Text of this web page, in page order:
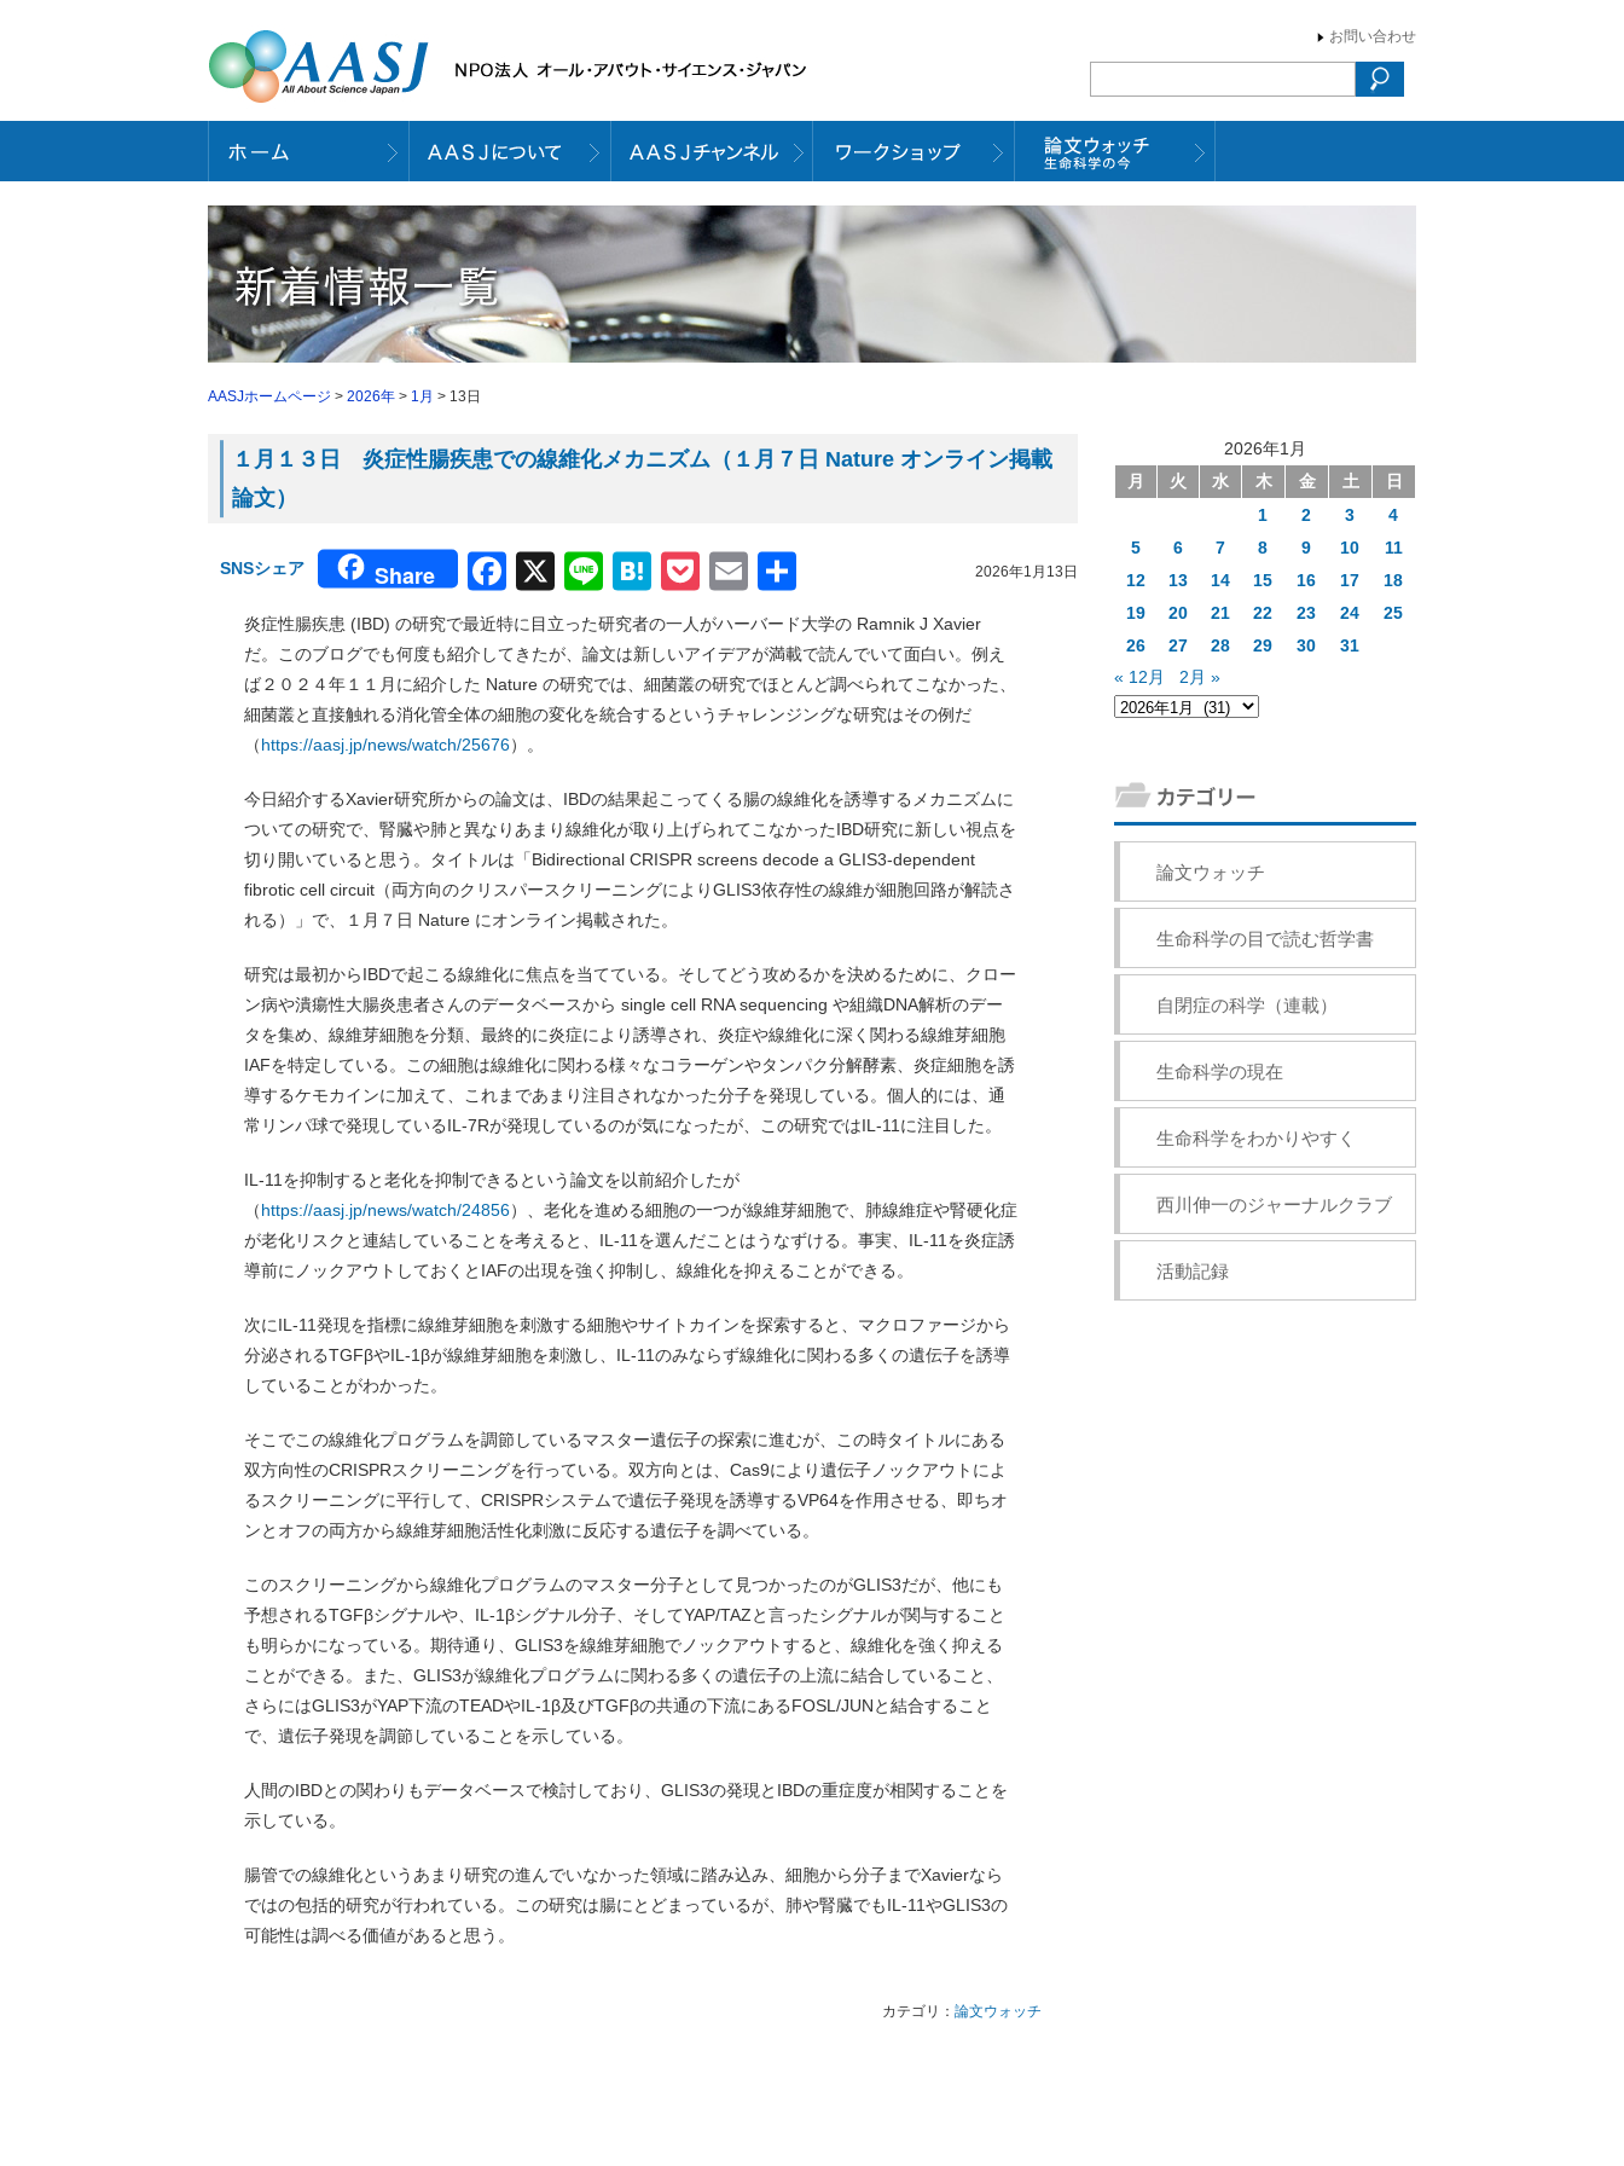
お問い合わせ
AASJホームページ > 2026年 > 1月 > 13日
１月１３日 炎症性腸疾患での線維化メカニズム（１月７日 Nature オンライン掲載
論文）
2026年1月13日
SNSシェア Share Facebook
X LineHatena
Pocket
Email
有
炎症性腸疾患 (IBD) の研究で最近特に目立った研究者の一人がハーバード大学の Ramnik J Xavier
だ。このブログでも何度も紹介してきたが、論文は新しいアイデアが満載で読んでいて面白い。例え
ば２０２４年１１月に紹介した Nature の研究では、細菌叢の研究でほとんど調べられてこなかった、
細菌叢と直接触れる消化管全体の細胞の変化を統合するというチャレンジングな研究はその例だ
（https://aasj.jp/news/watch/25676）。
今日紹介するXavier研究所からの論文は、IBDの結果起こってくる腸の線維化を誘導するメカニズムに
ついての研究で、腎臓や肺と異なりあまり線維化が取り上げられてこなかったIBD研究に新しい視点を
切り開いていると思う。タイトルは「Bidirectional CRISPR screens decode a GLIS3-dependent
fibrotic cell circuit（両方向のクリスパースクリーニングによりGLIS3依存性の線維が細胞回路が解読さ
れる）」で、１月７日 Nature にオンライン掲載された。
研究は最初からIBDで起こる線維化に焦点を当てている。そしてどう攻めるかを決めるために、クロー
ン病や潰瘍性大腸炎患者さんのデータベースから single cell RNA sequencing や組織DNA解析のデー
タを集め、線維芽細胞を分類、最終的に炎症により誘導され、炎症や線維化に深く関わる線維芽細胞
IAFを特定している。この細胞は線維化に関わる様々なコラーゲンやタンパク分解酵素、炎症細胞を誘
導するケモカインに加えて、これまであまり注目されなかった分子を発現している。個人的には、通
常リンパ球で発現しているIL-7Rが発現しているのが気になったが、この研究ではIL-11に注目した。
IL-11を抑制すると老化を抑制できるという論文を以前紹介したが
（https://aasj.jp/news/watch/24856）、老化を進める細胞の一つが線維芽細胞で、肺線維症や腎硬化症
が老化リスクと連結していることを考えると、IL-11を選んだことはうなずける。事実、IL-11を炎症誘
導前にノックアウトしておくとIAFの出現を強く抑制し、線維化を抑えることができる。
次にIL-11発現を指標に線維芽細胞を刺激する細胞やサイトカインを探索すると、マクロファージから
分泌されるTGFβやIL-1βが線維芽細胞を刺激し、IL-11のみならず線維化に関わる多くの遺伝子を誘導
していることがわかった。
そこでこの線維化プログラムを調節しているマスター遺伝子の探索に進むが、この時タイトルにある
双方向性のCRISPRスクリーニングを行っている。双方向とは、Cas9により遺伝子ノックアウトによ
るスクリーニングに平行して、CRISPRシステムで遺伝子発現を誘導するVP64を作用させる、即ちオ
ンとオフの両方から線維芽細胞活性化刺激に反応する遺伝子を調べている。
このスクリーニングから線維化プログラムのマスター分子として見つかったのがGLIS3だが、他にも
予想されるTGFβシグナルや、IL-1βシグナル分子、そしてYAP/TAZと言ったシグナルが関与すること
も明らかになっている。期待通り、GLIS3を線維芽細胞でノックアウトすると、線維化を強く抑える
ことができる。また、GLIS3が線維化プログラムに関わる多くの遺伝子の上流に結合していること、
さらにはGLIS3がYAP下流のTEADやIL-1β及びTGFβの共通の下流にあるFOSL/JUNと結合すること
で、遺伝子発現を調節していることを示している。
人間のIBDとの関わりもデータベースで検討しており、GLIS3の発現とIBDの重症度が相関することを
示している。
腸管での線維化というあまり研究の進んでいなかった領域に踏み込み、細胞から分子までXavierなら
ではの包括的研究が行われている。この研究は腸にとどまっているが、肺や腎臓でもIL-11やGLIS3の
可能性は調べる価値があると思う。
カテゴリ： 論文ウォッチ
2026年1月
月
火 水 木 金 土
日
1
2 3
4
5
6 7 8 9 10
11
12
13 14 15 16 17
18
19
20 21 22 23 24
25
26
27 28 29 30
31
« 12月
2月 »
論文ウォッチ
生命科学の目で読む哲学書
自閉症の科学（連載）
生命科学の現在
生命科学をわかりやすく
西川伸一のジャーナルクラブ
活動記録